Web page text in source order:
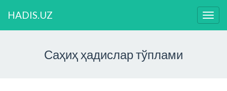
HADIS.UZ
Саҳиҳ ҳадислар тўплами